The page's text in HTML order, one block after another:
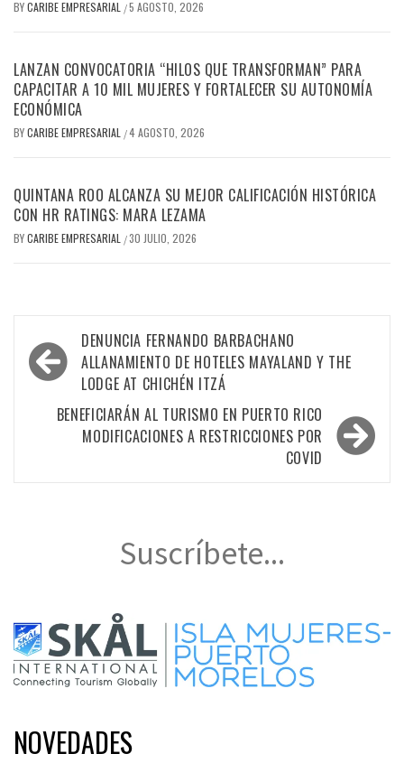
BYCARIBE EMPRESARIAL /5 AGOSTO, 2026
LANZAN CONVOCATORIA “HILOS QUE TRANSFORMAN” PARA
CAPACITAR A 10 MIL MUJERES Y FORTALECER SU AUTONOMÍA
ECONÓMICA
BYCARIBE EMPRESARIAL /4 AGOSTO, 2026
QUINTANA ROO ALCANZA SU MEJOR CALIFICACIÓN HISTÓRICA
CON HR RATINGS: MARA LEZAMA
BYCARIBE EMPRESARIAL /30 JULIO, 2026
Navegación
de
entradas
DENUNCIA FERNANDO BARBACHANO
ALLANAMIENTO DE HOTELES MAYALAND Y THE
LODGE AT CHICHÉN ITZÁ
BENEFICIARÁN AL TURISMO EN PUERTO RICO
MODIFICACIONES A RESTRICCIONES POR
COVID
Suscríbete...
NOVEDADES